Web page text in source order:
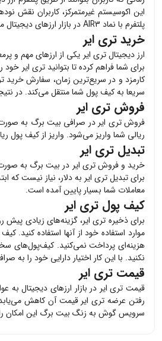
این اکوسیستم غیرمتمرکز، کاربران نقش
پلتفرم با نماد 3 AIRدر بازار ارزهای دیجیتال معامله می‌شود. این توکن
خرید تری ایر
ارز دیجیتالتری ایر یکی از ارزهای مهم و
برای شما فراهم کرده تا بتوانیدتری ایر خود
کارمزد و در سریع‌ترین زمان، سفارش خرید
سریعا به کیف پول شما منتقل می‌کند. در
فروش تری ایر
فروشتری ایر در صرافی بیت برگ به
ریالی شما واریز می‌شود. واریز از کیف پول
تبدیل تری ایر
خرید و فروشتری ایر در بیت برگ به صورت
برای تبدیلتری ایر به دلار، نیاز نیست که
معاملات شما بسیار پایین آمده است.
کیف پول تری ایر
برای ذخیره تری ایر، گزینه‌های زیادی
موارد استفاده خود از آنها استفاده کنید.
هزینه‌ای پرداخت نمی‌کنید. کیف‌پول‌های
نکنید. با این کار اختیار دارایی خود را
قیمت تری ایر
قیمت تری ایر در بازار ارزهای دیجیتال
رفتن عرضه تری ایر قیمت آن کاهش
سرویس گوش به زنگ بیت برگ این امکان را